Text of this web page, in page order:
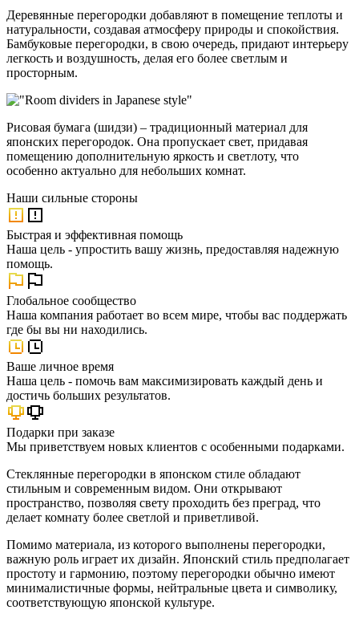
Деревянные перегородки добавляют в помещение теплоты и
натуральности, создавая атмосферу природы и спокойствия.
Бамбуковые перегородки, в свою очередь, придают интерьеру
легкость и воздушность, делая его более светлым и
просторным.
Рисовая бумага (шидзи) – традиционный материал для
японских перегородок. Она пропускает свет, придавая
помещению дополнительную яркость и светлоту, что
особенно актуально для небольших комнат.
Наши сильные стороны
Быстрая и эффективная помощь
Наша цель - упростить вашу жизнь, предоставляя надежную
помощь.
Глобальное сообщество
Наша компания работает во всем мире, чтобы вас поддержать
где бы вы ни находились.
Ваше личное время
Наша цель - помочь вам максимизировать каждый день и
достичь больших результатов.
Подарки при заказе
Мы приветствуем новых клиентов с особенными подарками.
Стеклянные перегородки в японском стиле обладают
стильным и современным видом. Они открывают
пространство, позволяя свету проходить без преград, что
делает комнату более светлой и приветливой.
Помимо материала, из которого выполнены перегородки,
важную роль играет их дизайн. Японский стиль предполагает
простоту и гармонию, поэтому перегородки обычно имеют
минималистичные формы, нейтральные цвета и символику,
соответствующую японской культуре.